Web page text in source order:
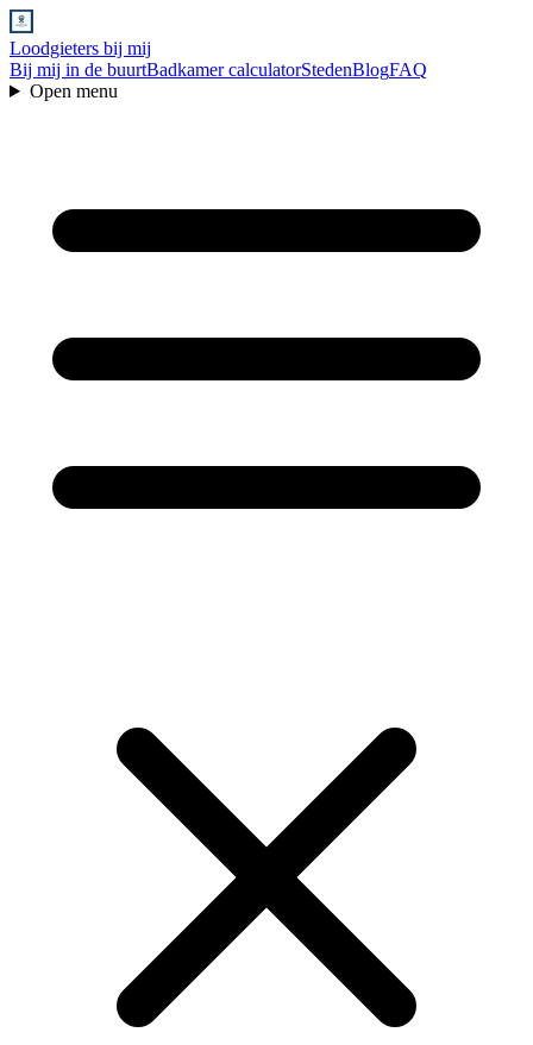
Loodgieters bij mij
Bij mij in de buurtBadkamer calculatorStedenBlogFAQ
Open menu